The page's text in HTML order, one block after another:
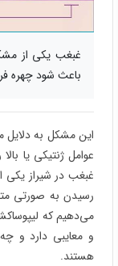
غبغب یکی از
باعث شود چهره
این مشکل به دلایل
عوامل ژنتیکی یا
غبغب در شیراز یکی
رسیدن به صورتی
می‌دهیم که
و معایبی دارد و
هستند.